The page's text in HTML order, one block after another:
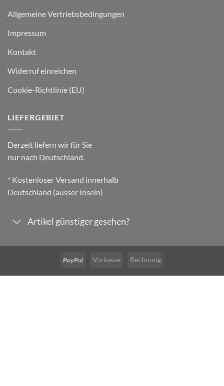
Allgemeine Vertriebsbedingungen
Impressum
Kontakt
Widerruf einreichen
Cookie-Richtlinie (EU)
LIEFERGEBIET
Derzeit liefern wir für Sie
nur nach Deutschland.
* Kostenloser Versand innerhalb
Deutschland (ausser Inseln)
Artikel günstiger gesehen?
Vorkasse Rechnung